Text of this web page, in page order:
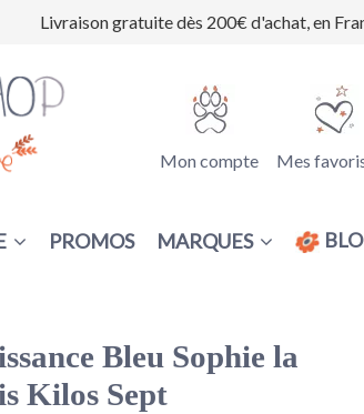
Livraison gratuite dès 200€ d'achat, en
Mon compte Mes
PROMOS MARQUES
Bleu Sophie la
Kilos Sept